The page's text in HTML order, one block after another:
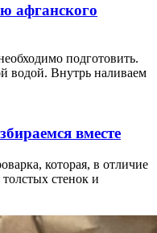
афганского
подготовить.
водой. Внутрь наливаем
вместе
которая, в отличие
стенок и